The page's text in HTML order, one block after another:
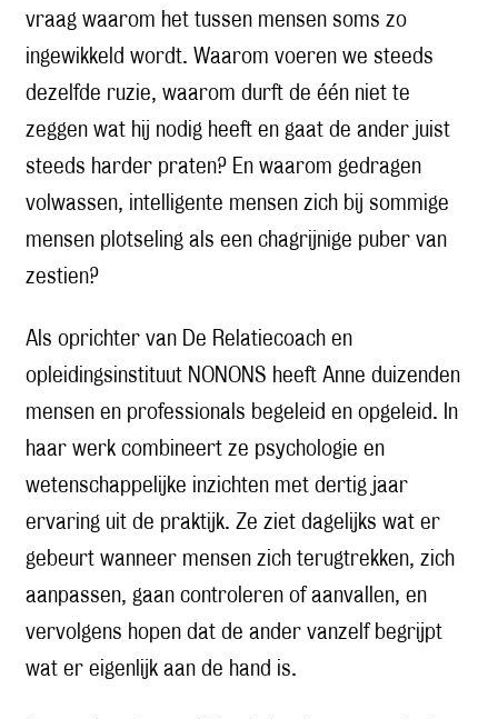
vraag waarom het tussen mensen soms zo
ingewikkeld wordt. Waarom voeren we steeds
dezelfde ruzie, waarom durft de één niet te
zeggen wat hij nodig heeft en gaat de ander juist
steeds harder praten? En waarom gedragen
volwassen, intelligente mensen zich bij sommige
mensen plotseling als een chagrijnige puber van
zestien?
Als oprichter van De Relatiecoach en
opleidingsinstituut NONONS heeft Anne duizenden
mensen en professionals begeleid en opgeleid. In
haar werk combineert ze psychologie en
wetenschappelijke inzichten met dertig jaar
ervaring uit de praktijk. Ze ziet dagelijks wat er
gebeurt wanneer mensen zich terugtrekken, zich
aanpassen, gaan controleren of aanvallen, en
vervolgens hopen dat de ander vanzelf begrijpt
wat er eigenlijk aan de hand is.